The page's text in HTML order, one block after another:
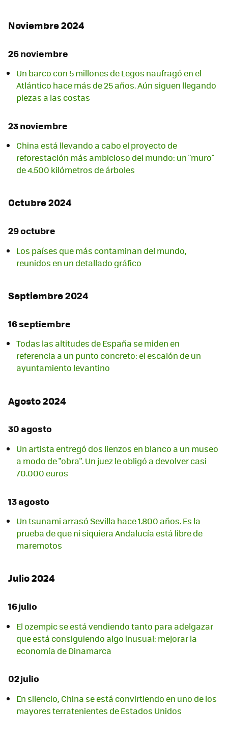
Noviembre 2024
26 noviembre
Un barco con 5 millones de Legos naufragó en el
Atlántico hace más de 25 años. Aún siguen llegando
piezas a las costas
23 noviembre
China está llevando a cabo el proyecto de
reforestación más ambicioso del mundo: un "muro"
de 4.500 kilómetros de árboles
Octubre 2024
29 octubre
Los países que más contaminan del mundo,
reunidos en un detallado gráfico
Septiembre 2024
16 septiembre
Todas las altitudes de España se miden en
referencia a un punto concreto: el escalón de un
ayuntamiento levantino
Agosto 2024
30 agosto
Un artista entregó dos lienzos en blanco a un museo
a modo de "obra". Un juez le obligó a devolver casi
70.000 euros
13 agosto
Un tsunami arrasó Sevilla hace 1.800 años. Es la
prueba de que ni siquiera Andalucía está libre de
maremotos
Julio 2024
16 julio
El ozempic se está vendiendo tanto para adelgazar
que está consiguiendo algo inusual: mejorar la
economía de Dinamarca
02 julio
En silencio, China se está convirtiendo en uno de los
mayores terratenientes de Estados Unidos